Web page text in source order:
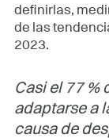
definirlas,
de las
2023.
Casi el 77 %
adaptarse a
causa de